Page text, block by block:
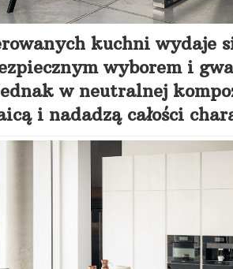
kuchni wydaje
wyborem i
w neutralnej
i nadadzą całości